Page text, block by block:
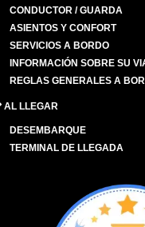
CONDUCTOR / GUARDA
ASIENTOS Y CONFORT
SERVICIOS A BORDO
INFORMACIÓN SOBRE SU
REGLAS GENERALES A
AL LLEGAR
DESEMBARQUE
TERMINAL DE LLEGADA